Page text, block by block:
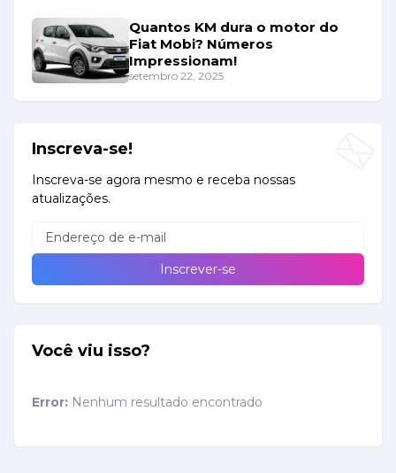
Quantos KM dura o motor do
Fiat Mobi? Números
Impressionam!
setembro 22, 2025
Inscreva-se!
Inscreva-se agora mesmo e receba nossas
atualizações.
Você viu isso?
Error: Nenhum resultado encontrado